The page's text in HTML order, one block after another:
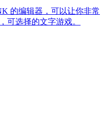
的编辑器，可以让你非常
可选择的文字游戏。